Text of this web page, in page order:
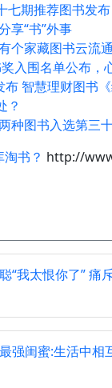
七期推荐图书发布
享“书”外事
个家藏图书云流
入围名单公布，
智慧理财图书
？
种图书入选第三
书？ http://
“我太恨你了” 痛
强闺蜜:生活中相